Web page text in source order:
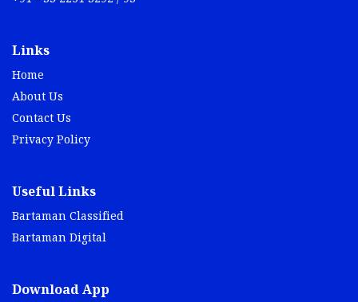
Links
Home
About Us
Contact Us
Privacy Policy
Useful Links
Bartaman Classified
Bartaman Digital
Download App